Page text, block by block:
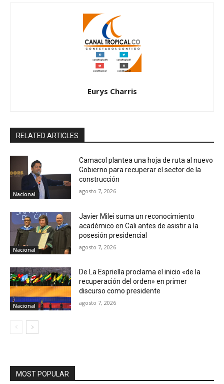
Eurys Charris
RELATED ARTICLES
Nacional
Camacol plantea una hoja de ruta al nuevo
Gobierno para recuperar el sector de la
construcción
agosto 7, 2026
Nacional
Javier Milei suma un reconocimiento
académico en Cali antes de asistir a la
posesión presidencial
agosto 7, 2026
Nacional
De La Espriella proclama el inicio «de la
recuperación del orden» en primer
discurso como presidente
agosto 7, 2026
MOST POPULAR